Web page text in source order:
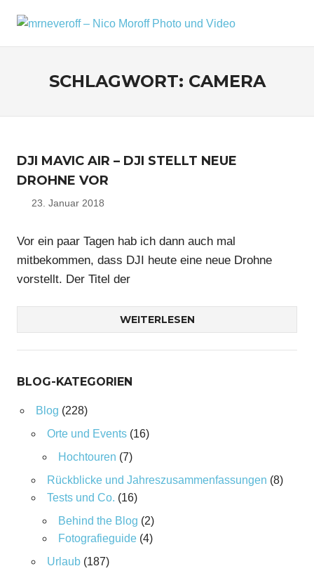
Inhalt
NICO
mich,
mein
und
Reisen
Fotoausflüge.
SCHLAGWORT: CAMERA
DJI MAVIC AIR – DJI STELLT NEUE
DROHNE VOR
23. Januar 2018
Vor ein paar Tagen hab ich dann auch mal
mitbekommen, dass DJI heute eine neue Drohne
vorstellt. Der Titel der
WEITERLESEN
BLOG-KATEGORIEN
Blog (228)
Orte und Events(16)
Hochtouren (7)
Rückblicke und Jahreszusammenfassungen (8)
Tests und Co. (16)
Behind the Blog (2)
Fotografieguide(4)
Urlaub(187)